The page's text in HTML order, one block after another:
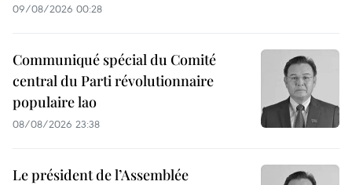
09/08/2026 00:28
Communiqué spécial du Comité
central du Parti révolutionnaire
populaire lao
08/08/2026 23:38
Le président de l’Assemblée